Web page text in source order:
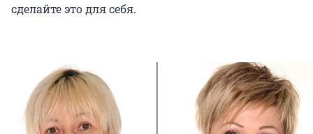
сделайте это для себя.